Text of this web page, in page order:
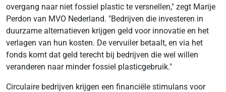
overgang naar niet fossiel plastic te versnellen," zegt Marije
Perdon van MVO Nederland. "Bedrijven die investeren in
duurzame alternatieven krijgen geld voor innovatie en het
verlagen van hun kosten. De vervuiler betaalt, en via het
fonds komt dat geld terecht bij bedrijven die wel willen
veranderen naar minder fossiel plasticgebruik."
Circulaire bedrijven krijgen een financiële stimulans voor